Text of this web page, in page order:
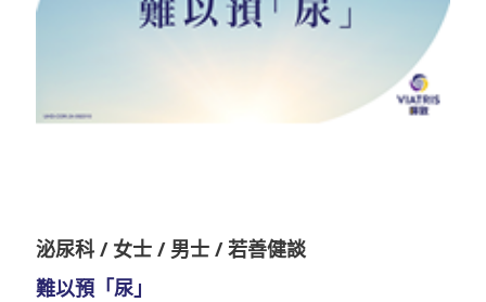
泌尿科 / 女士 / 男士 / 若善健談
難以預「尿」